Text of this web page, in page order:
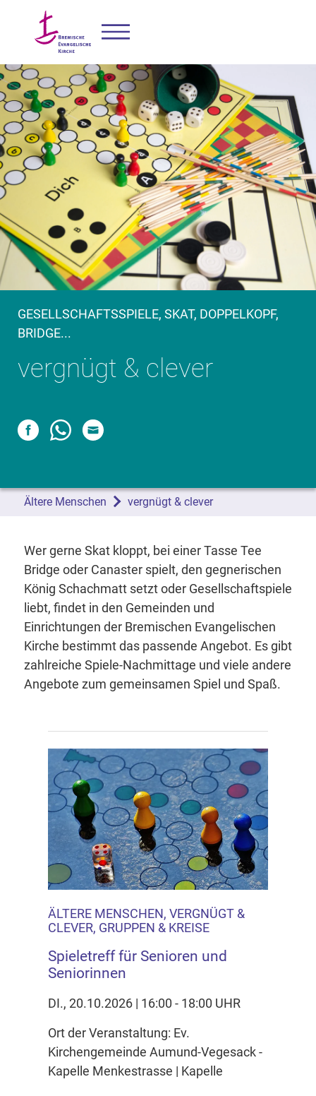
GESELLSCHAFTSSPIELE, SKAT, DOPPELKOPF,
BRIDGE...
vergnügt & clever
Ältere Menschen vergnügt & clever
Wer gerne Skat kloppt, bei einer Tasse Tee
Bridge oder Canaster spielt, den gegnerischen
König Schachmatt setzt oder Gesellschaftspiele
liebt, findet in den Gemeinden und
Einrichtungen der Bremischen Evangelischen
Kirche bestimmt das passende Angebot. Es gibt
zahlreiche Spiele-Nachmittage und viele andere
Angebote zum gemeinsamen Spiel und Spaß.
ÄLTERE MENSCHEN, VERGNÜGT &
CLEVER, GRUPPEN & KREISE
Spieletreff für Senioren und
Seniorinnen
DI., 20.10.2026 | 16:00 - 18:00 UHR
Ort der Veranstaltung: Ev.
Kirchengemeinde Aumund-Vegesack -
Kapelle Menkestrasse | Kapelle